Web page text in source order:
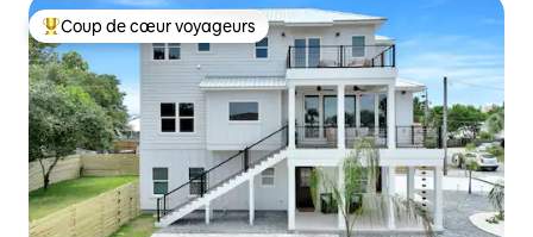
Coups de cœur voyageurs les plus appréciés
Coup de cœur voyageurs